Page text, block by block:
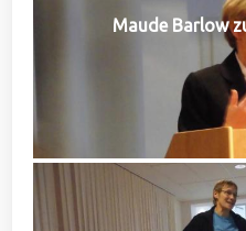
Maude Barlow